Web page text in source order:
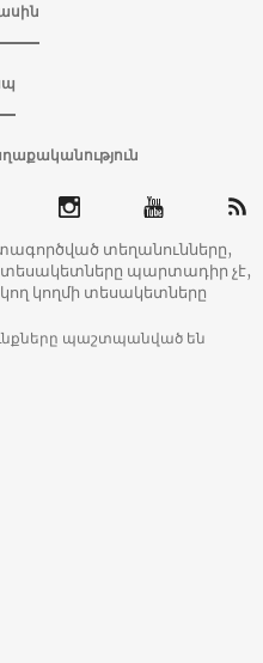
տեղանունները,
պարտադիր չէ,
կողմի տեսակետները
պաշտպանված են